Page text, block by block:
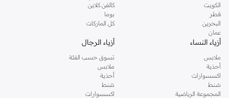
الكويت
قطر
البحرين
عمان
كالفن كلاين
بوما
كل الماركات
أزياء النساء
ملابس
أحذية
اكسسوارات
شنط
المجموعة الرياضية
أزياء الرجال
تسوق حسب الفئة
ملابس
أحذية
شنط
اكسسوارات